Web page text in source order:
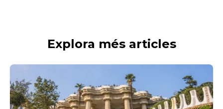
Explora més articles